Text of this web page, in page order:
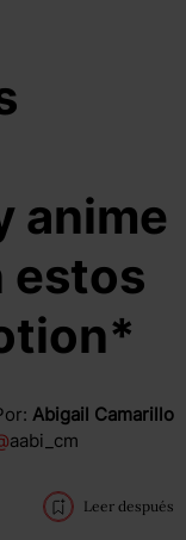
anime
estos
Abigail Camarillo
aabi_cm
Leer después